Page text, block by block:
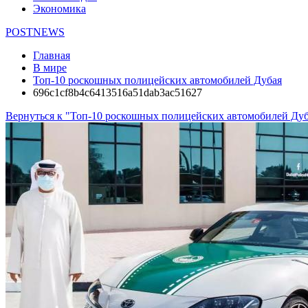
Экономика
POSTNEWS
Главная
В мире
Топ-10 роскошных полицейских автомобилей Дубая
696c1cf8b4c6413516a51dab3ac51627
Вернуться к "Топ-10 роскошных полицейских автомобилей